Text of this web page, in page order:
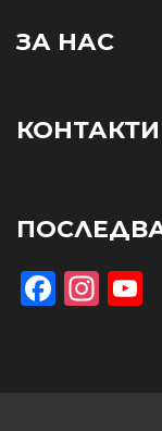
ЗА НАС
КОНТАКТИ